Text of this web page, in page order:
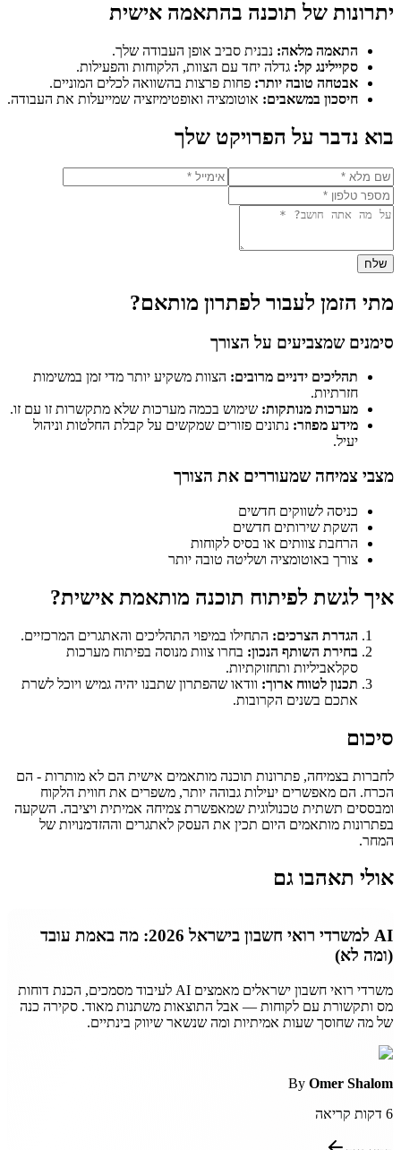
יתרונות של תוכנה בהתאמה אישית
התאמה מלאה: נבנית סביב אופן העבודה שלך.
סקיילינג קל: גדלה יחד עם הצוות, הלקוחות והפעילות.
אבטחה טובה יותר: פחות פרצות בהשוואה לכלים המוניים.
חיסכון במשאבים: אוטומציה ואופטימיזציה שמייעלות את העבודה.
בוא נדבר על הפרויקט שלך
שלח
מתי הזמן לעבור לפתרון מותאם?
סימנים שמצביעים על הצורך
תהליכים ידניים מרובים: הצוות משקיע יותר מדי זמן במשימות
חזרתיות.
מערכות מנותקות: שימוש בכמה מערכות שלא מתקשרות זו עם זו.
מידע מפוזר: נתונים פזורים שמקשים על קבלת החלטות וניהול
יעיל.
מצבי צמיחה שמעוררים את הצורך
כניסה לשווקים חדשים
השקת שירותים חדשים
הרחבת צוותים או בסיס לקוחות
צורך באוטומציה ושליטה טובה יותר
איך לגשת לפיתוח תוכנה מותאמת אישית?
הגדרת הצרכים: התחילו במיפוי התהליכים והאתגרים המרכזיים.
בחירת השותף הנכון: בחרו צוות מנוסה בפיתוח מערכות
סקלאביליות ותחזוקתיות.
תכנון לטווח ארוך: וודאו שהפתרון שתבנו יהיה גמיש ויוכל לשרת
אתכם בשנים הקרובות.
סיכום
לחברות בצמיחה, פתרונות תוכנה מותאמים אישית הם לא מותרות - הם
הכרח. הם מאפשרים יעילות גבוהה יותר, משפרים את חווית הלקוח
ומבססים תשתית טכנולוגית שמאפשרת צמיחה אמיתית ויציבה. השקעה
בפתרונות מותאמים היום תכין את העסק לאתגרים וההזדמנויות של
המחר.
אולי תאהבו גם
AI למשרדי רואי חשבון בישראל 2026: מה באמת עובד
(ומה לא)
משרדי רואי חשבון ישראלים מאמצים AI לעיבוד מסמכים, הכנת דוחות
מס ותקשורת עם לקוחות — אבל התוצאות משתנות מאוד. סקירה כנה
של מה שחוסך שעות אמיתיות ומה שנשאר שיווק בינתיים.
By Omer Shalom
6 דקות קריאה